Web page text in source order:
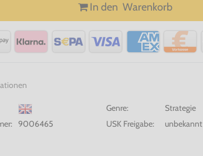
In den Warenkorb
Genre:
Strategie
9006465 USK Freigabe: unbekannt